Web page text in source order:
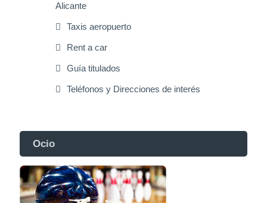
Alicante
Taxis aeropuerto
Rent a car
Guía titulados
Teléfonos y Direcciones de interés
Ocio